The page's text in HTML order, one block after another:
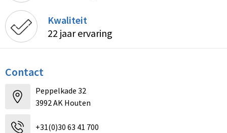
Kwaliteit
22 jaar ervaring
Contact
Peppelkade 32
3992 AK Houten
+31(0)30 63 41 700